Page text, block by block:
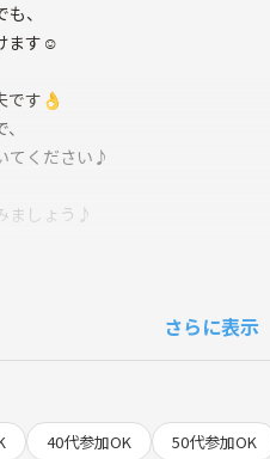
、
ます☺️
です👌
てください♪
ましょう♪
〜
さらに表示
40代参加OK 50代参加OK